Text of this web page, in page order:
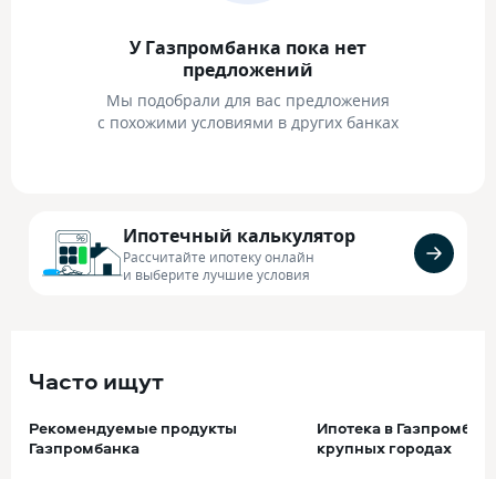
У Газпромбанка пока нет
предложений
Мы подобрали для вас предложения
с похожими условиями в других банках
Ипотечный калькулятор
Рассчитайте ипотеку онлайн
и выберите лучшие условия
Часто ищут
Рекомендуемые продукты
Газпромбанка
Ипотека в
крупных городах